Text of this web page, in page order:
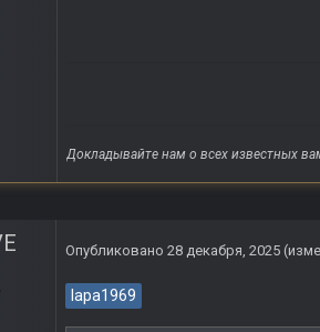
Докладывайте нам о всех известных
Опубликовано 28 декабря, 2025
lapa1969